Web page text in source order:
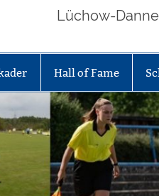
Lüchow-
Hall of Fame